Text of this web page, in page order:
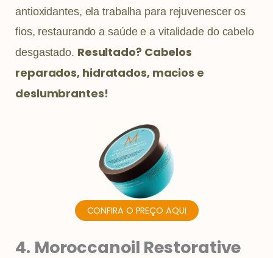
antioxidantes, ela trabalha para rejuvenescer os
fios, restaurando a saúde e a vitalidade do cabelo
desgastado. Resultado? Cabelos
reparados, hidratados, macios e
deslumbrantes!
CONFIRA O PREÇO AQUI
4. Moroccanoil Restorative